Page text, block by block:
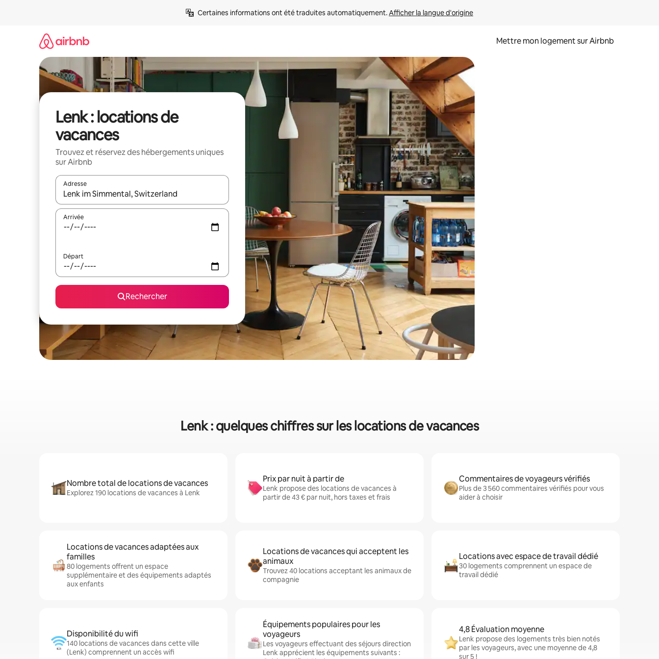
Certaines informations ont été traduites automatiquement. Afficher la langue d'origine
Mettre mon logement sur Airbnb
Lenk : locations de
vacances
Trouvez et réservez des hébergements uniques
sur Airbnb
Adresse
Lorsque les résultats s'affichent, utilisez les flèches vers le haut et vers le bas pour les parcourir ou en appuyant et en faisant glisser.
Arrivée
Départ
Rechercher
Lenk : quelques chiffres sur les locations de vacances
Nombre total de locations de vacances
Explorez 190 locations de vacances à Lenk
Prix par nuit à partir de
Lenk propose des locations de vacances à
partir de 43 € par nuit, hors taxes et frais
Commentaires de voyageurs vérifiés
Plus de 3 560 commentaires vérifiés pour vous
aider à choisir
Locations de vacances adaptées aux
familles
80 logements offrent un espace
supplémentaire et des équipements adaptés
aux enfants
Locations de vacances qui acceptent les
animaux
Trouvez 40 locations acceptant les animaux de
compagnie
Locations avec espace de travail dédié
30 logements comprennent un espace de
travail dédié
Disponibilité du wifi
140 locations de vacances dans cette ville
(Lenk) comprennent un accès wifi
Équipements populaires pour les
voyageurs
Les voyageurs effectuant des séjours direction
Lenk apprécient les équipements suivants :
4,8 Évaluation moyenne
Lenk propose des logements très bien notés
par les voyageurs, avec une moyenne de 4,8
sur 5 !